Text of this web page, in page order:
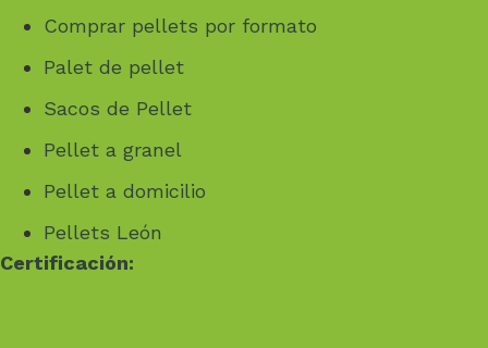
Comprar pellets por formato
Palet de pellet
Sacos de Pellet
Pellet a granel
Pellet a domicilio
Pellets León
Certificación: